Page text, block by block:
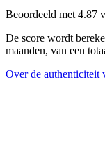
Beoordeeld met 4.87
De score wordt
maanden, van een
Over de authenticiteit